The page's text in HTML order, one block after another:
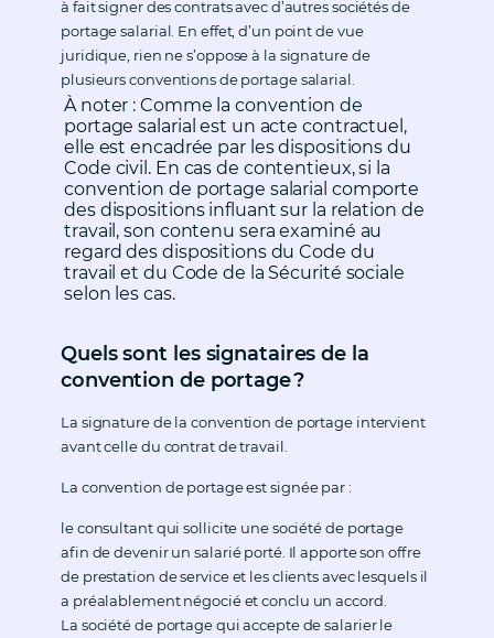
à fait signer des contrats avec d’autres sociétés de
portage salarial. En effet, d’un point de vue
juridique, rien ne s’oppose à la signature de
plusieurs conventions de portage salarial.
À noter : Comme la convention de
portage salarial est un acte contractuel,
elle est encadrée par les dispositions du
Code civil. En cas de contentieux, si la
convention de portage salarial comporte
des dispositions influant sur la relation de
travail, son contenu sera examiné au
regard des dispositions du Code du
travail et du Code de la Sécurité sociale
selon les cas.
Quels sont les signataires de la
convention de portage ?
La signature de la convention de portage intervient
avant celle du contrat de travail.
La convention de portage est signée par :
le consultant qui sollicite une société de portage
afin de devenir un salarié porté. Il apporte son offre
de prestation de service et les clients avec lesquels il
a préalablement négocié et conclu un accord.
La société de portage qui accepte de salarier le